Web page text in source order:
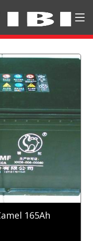
165Ah